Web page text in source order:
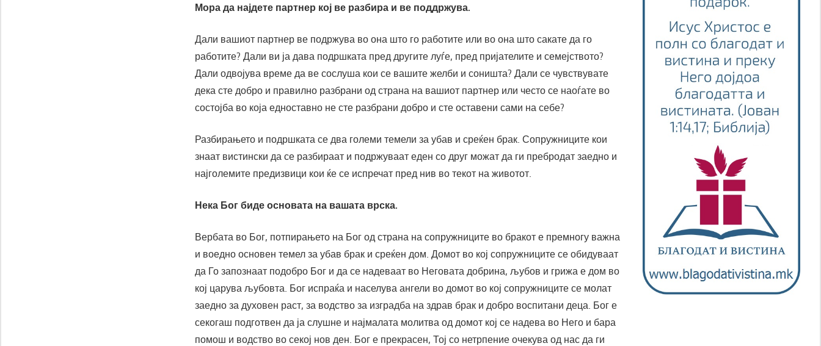
Мора да најдете партнер кој ве разбира и ве поддржува.
Дали вашиот партнер ве подржува во она што го работите или во она што сакате да го
работите? Дали ви ја дава подршката пред другите луѓе, пред пријателите и семејството?
Дали одвојува време да ве сослуша кои се вашите желби и соништа? Дали се чувствувате
дека сте добро и правилно разбрани од страна на вашиот партнер или често се наоѓате во
состојба во која едноставно не сте разбрани добро и сте оставени сами на себе?
Разбирањето и подршката се два големи темели за убав и среќен брак. Сопружниците кои
знаат вистински да се разбираат и подржуваат еден со друг можат да ги пребродат заедно и
најголемите предизвици кои ќе се испречат пред нив во текот на животот.
Нека Бог биде основата на вашата врска.
Вербата во Бог, потпирањето на Бог од страна на сопружниците во бракот е премногу важна
и воедно основен темел за убав брак и среќен дом. Домот во кој сопружниците се обидуваат
да Го запознаат подобро Бог и да се надеваат во Неговата добрина, љубов и грижа е дом во
кој царува љубовта. Бог испраќа и населува ангели во домот во кој сопружниците се молат
заедно за духовен раст, за водство за изградба на здрав брак и добро воспитани деца. Бог е
секогаш подготвен да ја слушне и најмалата молитва од домот кој се надева во Него и бара
помош и водство во секој нов ден. Бог е прекрасен, Тој со нетрпение очекува од нас да ги